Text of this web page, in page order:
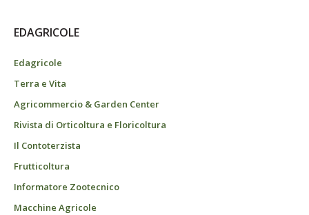
EDAGRICOLE
Edagricole
Terra e Vita
Agricommercio & Garden Center
Rivista di Orticoltura e Floricoltura
Il Contoterzista
Frutticoltura
Informatore Zootecnico
Macchine Agricole